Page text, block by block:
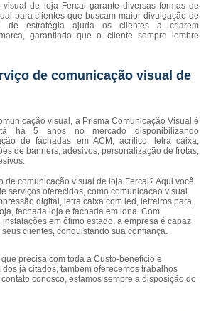
visual de loja Fercal garante diversas formas de
para clientes que buscam maior divulgação de
de estratégia ajuda os clientes a criarem
garantindo que o cliente sempre lembre
de comunicação visual de
visual, a Prisma Comunicação Visual é
há 5 anos no mercado disponibilizando
de fachadas em ACM, acrílico, letra caixa,
de banners, adesivos, personalização de frotas,
de comunicação visual de loja Fercal? Aqui você
serviços oferecidos, como comunicacao visual
digital, letra caixa com led, letreiros para
fachada loja e fachada em lona. Com
em ótimo estado, a empresa é capaz
clientes, conquistando sua confiança.
precisa com toda a Custo-benefício e
já citados, também oferecemos trabalhos
conosco, estamos sempre a disposição do